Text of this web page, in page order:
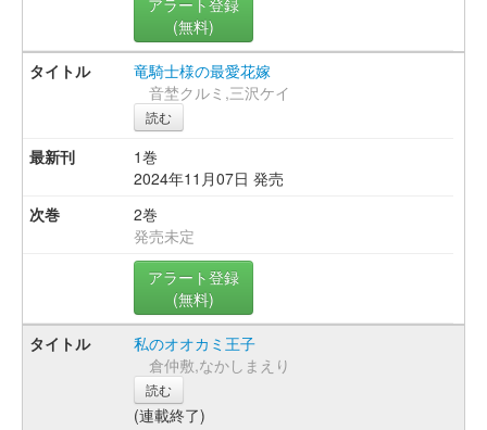
(無料)
竜騎士様の最愛花嫁
音埜クルミ,三沢ケイ
読む
1巻
2024年11月07日 発売
2巻
発売未定
アラート登録
(無料)
私のオオカミ王子
倉仲敷,なかしまえり
読む
(連載終了)